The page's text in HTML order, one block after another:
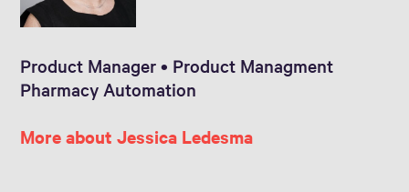
Product Manager • Product Managment
Pharmacy Automation
More about Jessica Ledesma